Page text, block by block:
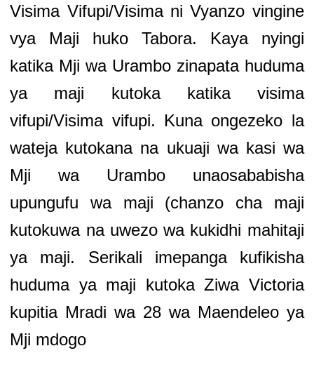
Visima Vifupi/Visima ni Vyanzo vingine
vya Maji huko Tabora. Kaya nyingi
katika Mji wa Urambo zinapata huduma
ya maji kutoka katika visima
vifupi/Visima vifupi. Kuna ongezeko la
wateja kutokana na ukuaji wa kasi wa
Mji wa Urambo unaosababisha
upungufu wa maji (chanzo cha maji
kutokuwa na uwezo wa kukidhi mahitaji
ya maji. Serikali imepanga kufikisha
huduma ya maji kutoka Ziwa Victoria
kupitia Mradi wa 28 wa Maendeleo ya
Mji mdogo